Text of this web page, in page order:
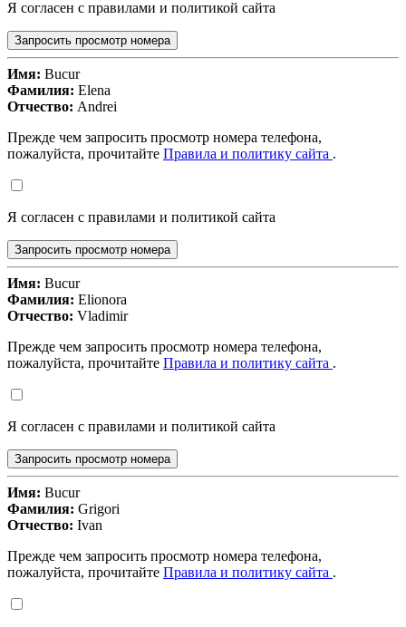
Я согласен с правилами и политикой сайта
Запросить просмотр номера
Имя: Bucur
Фамилия: Elena
Отчество: Andrei
Прежде чем запросить просмотр номера телефона,
пожалуйста, прочитайте Правила и политику сайта .
Я согласен с правилами и политикой сайта
Запросить просмотр номера
Имя: Bucur
Фамилия: Elionora
Отчество: Vladimir
Прежде чем запросить просмотр номера телефона,
пожалуйста, прочитайте Правила и политику сайта .
Я согласен с правилами и политикой сайта
Запросить просмотр номера
Имя: Bucur
Фамилия: Grigori
Отчество: Ivan
Прежде чем запросить просмотр номера телефона,
пожалуйста, прочитайте Правила и политику сайта .